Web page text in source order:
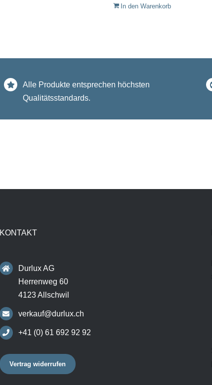
In den Warenkorb
Alle Produkte entsprechen höchsten
Qualitätsstandards.
KONTAKT
Durlux AG
Herrenweg 60
4123 Allschwil
verkauf@durlux.ch
+41 (0) 61 692 92 92
Vertrag widerrufen